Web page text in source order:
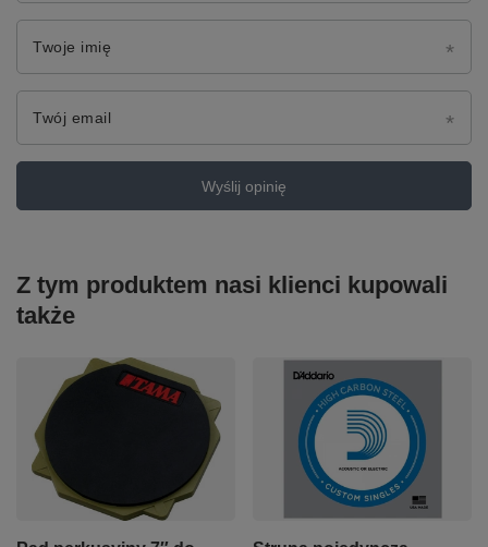
Twoje imię
Twój email
Wyślij opinię
Z tym produktem nasi klienci kupowali
także